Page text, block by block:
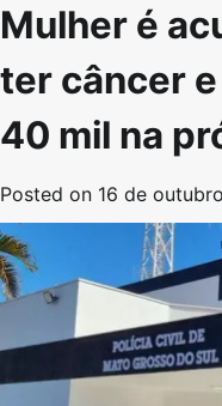
Mulher é
ter câncer
40 mil na
Posted on 16 de